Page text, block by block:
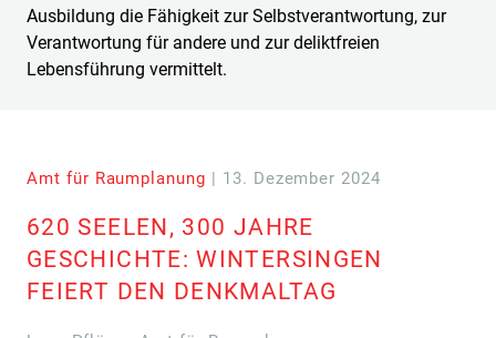
Ausbildung die Fähigkeit zur Selbstverantwortung, zur
Verantwortung für andere und zur deliktfreien
Lebensführung vermittelt.
Amt für Raumplanung | 13. Dezember 2024
620 SEELEN, 300 JAHRE
GESCHICHTE: WINTERSINGEN
FEIERT DEN DENKMALTAG